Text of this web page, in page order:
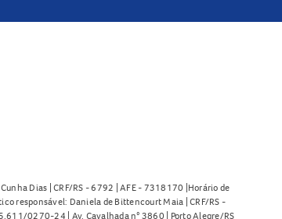
Dias | CRF/RS - 6792 | AFE - 7318170 |Horário de
responsável: Daniela de Bittencourt Maia | CRF/RS -
0270-24 | Av. Cavalhada n° 3860 | Porto Alegre/RS